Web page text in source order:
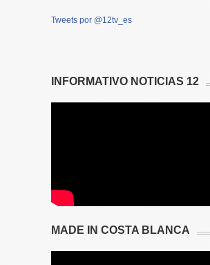
Tweets por @12tv_es
INFORMATIVO NOTICIAS 12
MADE IN COSTA BLANCA